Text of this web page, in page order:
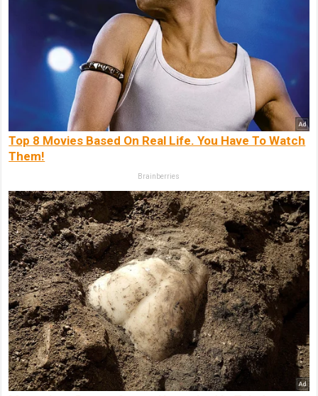
Top 8 Movies Based On Real Life. You Have To Watch
Them!
Brainberries